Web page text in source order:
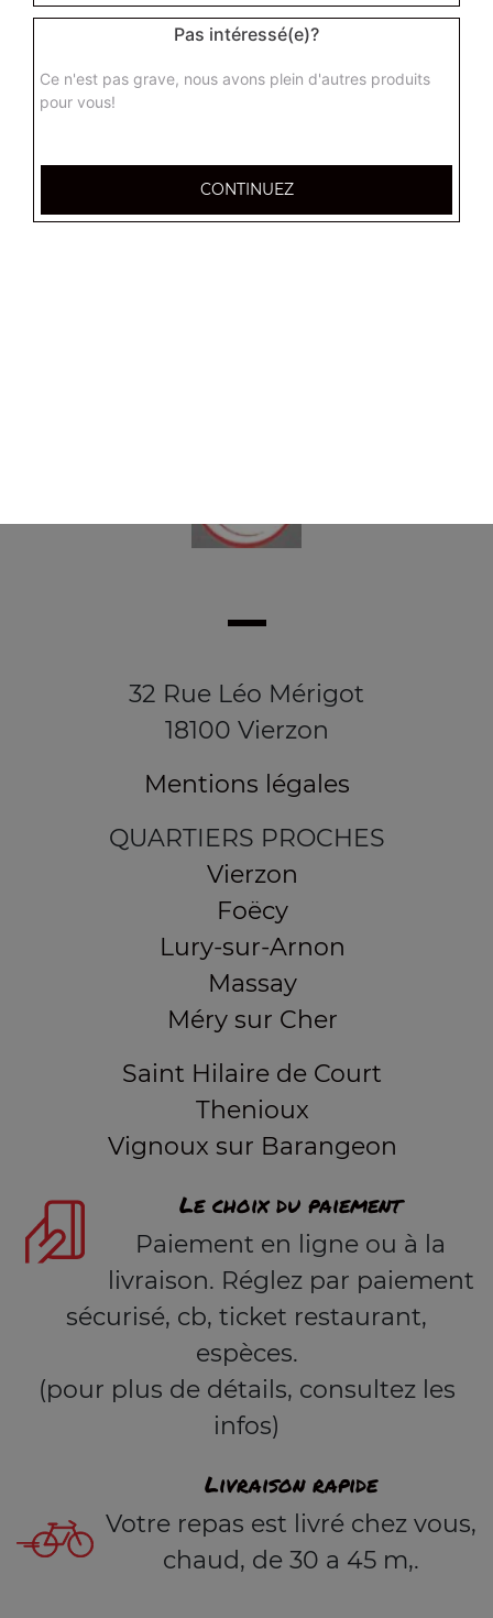
Panini viande hachée
32 Rue Léo Mérigot
18100 Vierzon
Mentions légales
QUARTIERS PROCHES
Vierzon
Foëcy
Lury-sur-Arnon
Massay
Méry sur Cher
Saint Hilaire de Court
Thenioux
Vignoux sur Barangeon
Le choix du paiement
Paiement en ligne ou à la
livraison. Réglez par paiement
sécurisé, cb, ticket restaurant,
espèces.
(pour plus de détails, consultez les
infos)
Livraison rapide
Votre repas est livré chez vous,
chaud, de 30 a 45 m,.
Pas intéressé(e)?
Ce n'est pas grave, nous avons plein d'autres produits
pour vous!
CONTINUEZ